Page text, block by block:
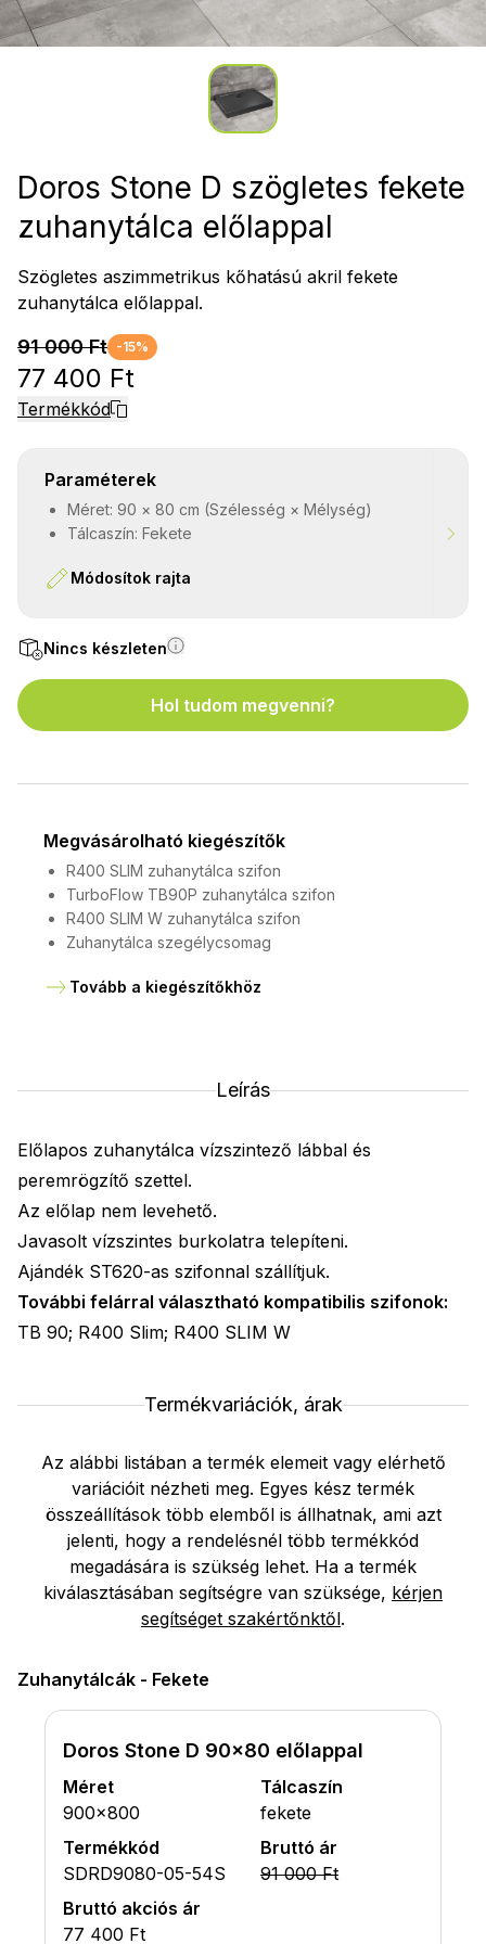
Doros Stone D szögletes fekete
zuhanytálca előlappal
Szögletes aszimmetrikus kőhatású akril fekete
zuhanytálca előlappal.
91 000 Ft -15%
77 400 Ft
Termékkód
Paraméterek
Méret: 90 × 80 cm (Szélesség × Mélység)
Tálcaszín: Fekete
Módosítok rajta
Nincs készleten
Hol tudom megvenni?
Megvásárolható kiegészítők
R400 SLIM zuhanytálca szifon
TurboFlow TB90P zuhanytálca szifon
R400 SLIM W zuhanytálca szifon
Zuhanytálca szegélycsomag
Tovább a kiegészítőkhöz
Leírás
Előlapos zuhanytálca vízszintező lábbal és
peremrögzítő szettel.
Az előlap nem levehető.
Javasolt vízszintes burkolatra telepíteni.
Ajándék ST620-as szifonnal szállítjuk.
További felárral választható kompatibilis szifonok:
TB 90; R400 Slim; R400 SLIM W
Termékvariációk, árak
Az alábbi listában a termék elemeit vagy elérhető
variációit nézheti meg. Egyes kész termék
összeállítások több elemből is állhatnak, ami azt
jelenti, hogy a rendelésnél több termékkód
megadására is szükség lehet. Ha a termék
kiválasztásában segítségre van szüksége, kérjen
segítséget szakértőnktől.
Zuhanytálcák - Fekete
Doros Stone D 90x80 előlappal
Méret
900x800
Tálcaszín
fekete
Termékkód
SDRD9080-05-54S
Bruttó ár
91 000 Ft
Bruttó akciós ár
77 400 Ft